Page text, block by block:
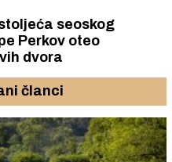
seoskog
dvora
članci